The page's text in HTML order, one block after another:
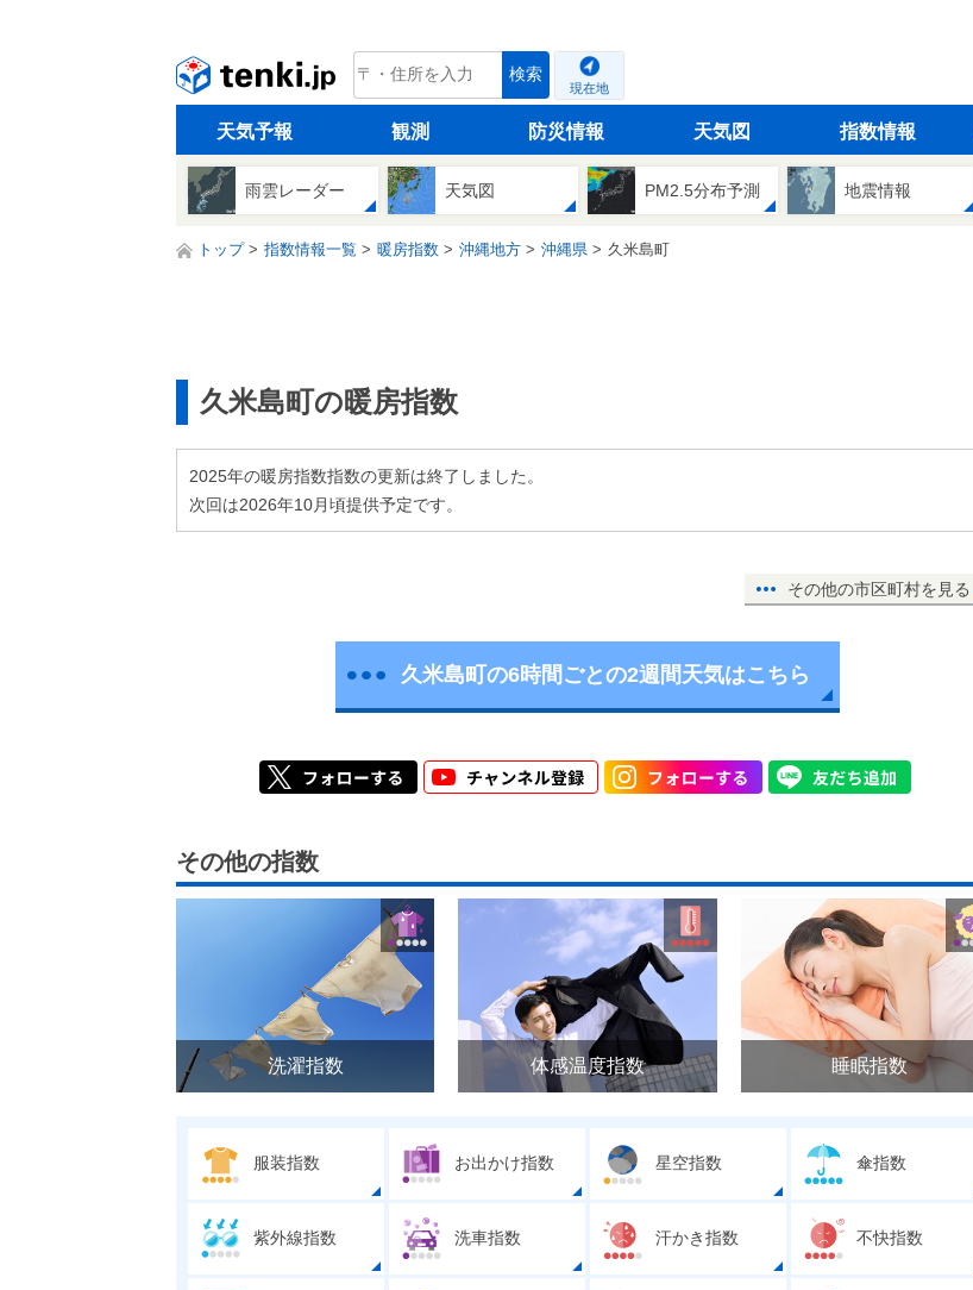
tenki.jp 検索
現在地
天気予報 観測 防災情報 天気図 指数情報
雨雲レーダー 天気図 PM2.5分布予測 地震情報
トップ 指数情報一覧 暖房指数 沖縄地方 沖縄県 久米島町
久米島町の暖房指数
2025年の暖房指数指数の更新は終了しました。
次回は2026年10月頃提供予定です。
その他の市区町村を見る
久米島町の6時間ごとの2週間天気はこちら
その他の指数
洗濯指数 体感温度指数 睡眠指数
服装指数 お出かけ指数 星空指数 傘指数
紫外線指数 洗車指数 汗かき指数 不快指数